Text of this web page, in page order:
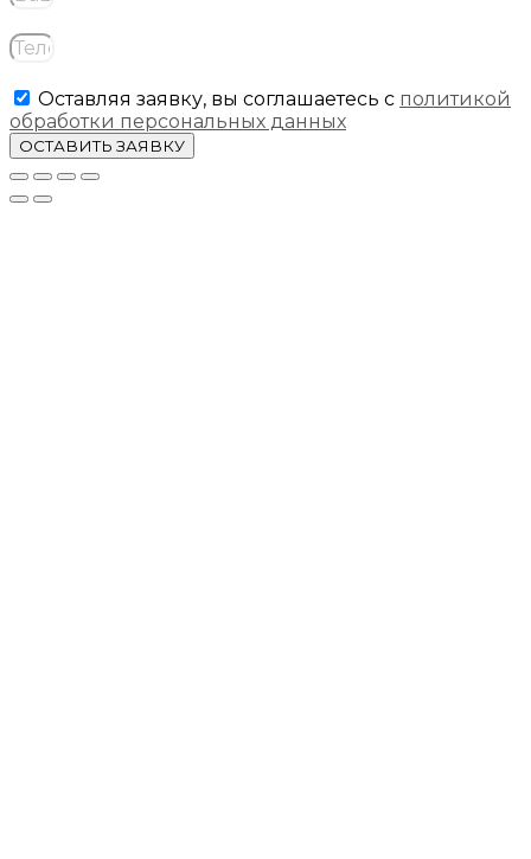
Оставляя заявку, вы соглашаетесь с политикой
обработки персональных данных
ОСТАВИТЬ ЗАЯВКУ